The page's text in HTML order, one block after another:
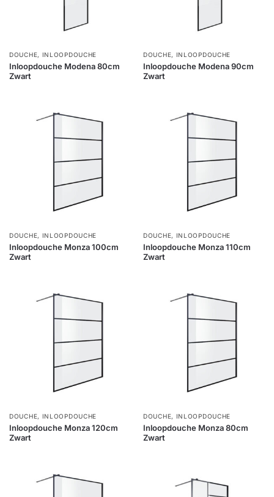
DOUCHE, INLOOPDOUCHE
Inloopdouche Modena 80cm
Zwart
DOUCHE, INLOOPDOUCHE
Inloopdouche Modena 90cm
Zwart
DOUCHE, INLOOPDOUCHE
Inloopdouche Monza 100cm
Zwart
DOUCHE, INLOOPDOUCHE
Inloopdouche Monza 110cm
Zwart
DOUCHE, INLOOPDOUCHE
Inloopdouche Monza 120cm
Zwart
DOUCHE, INLOOPDOUCHE
Inloopdouche Monza 80cm
Zwart